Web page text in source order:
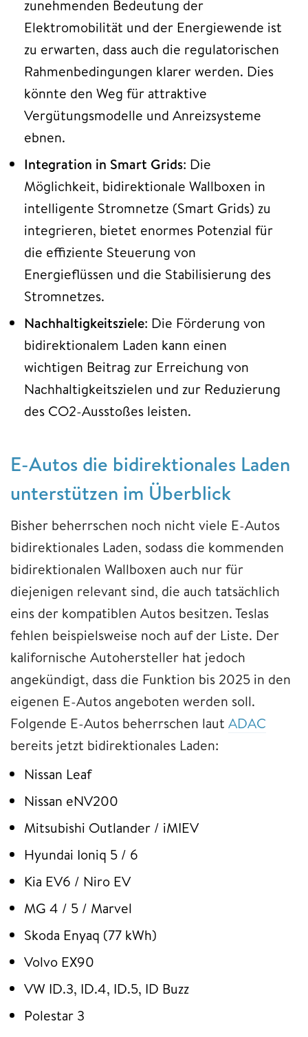
zunehmenden Bedeutung der
Elektromobilität und der Energiewende ist
zu erwarten, dass auch die regulatorischen
Rahmenbedingungen klarer werden. Dies
könnte den Weg für attraktive
Vergütungsmodelle und Anreizsysteme
ebnen.
Integration in Smart Grids: Die
Möglichkeit, bidirektionale Wallboxen in
intelligente Stromnetze (Smart Grids) zu
integrieren, bietet enormes Potenzial für
die effiziente Steuerung von
Energieflüssen und die Stabilisierung des
Stromnetzes.
Nachhaltigkeitsziele: Die Förderung von
bidirektionalem Laden kann einen
wichtigen Beitrag zur Erreichung von
Nachhaltigkeitszielen und zur Reduzierung
des CO2-Ausstoßes leisten.
E-Autos die bidirektionales Laden
unterstützen im Überblick
Bisher beherrschen noch nicht viele E-Autos
bidirektionales Laden, sodass die kommenden
bidirektionalen Wallboxen auch nur für
diejenigen relevant sind, die auch tatsächlich
eins der kompatiblen Autos besitzen. Teslas
fehlen beispielsweise noch auf der Liste. Der
kalifornische Autohersteller hat jedoch
angekündigt, dass die Funktion bis 2025 in den
eigenen E-Autos angeboten werden soll.
Folgende E-Autos beherrschen laut ADAC
bereits jetzt bidirektionales Laden:
Nissan Leaf
Nissan eNV200
Mitsubishi Outlander / iMIEV
Hyundai Ioniq 5 / 6
Kia EV6 / Niro EV
MG 4 / 5 / Marvel
Skoda Enyaq (77 kWh)
Volvo EX90
VW ID.3, ID.4, ID.5, ID Buzz
Polestar 3